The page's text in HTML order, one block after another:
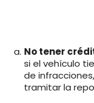
No tener
si el vehículo
de
tramitar la